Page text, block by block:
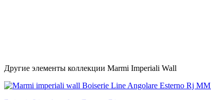
Другие элементы коллекции Marmi Imperiali Wall